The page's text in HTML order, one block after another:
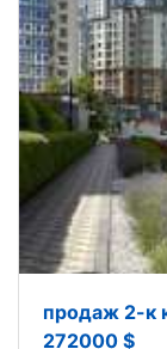
продаж 2-к
272000 $